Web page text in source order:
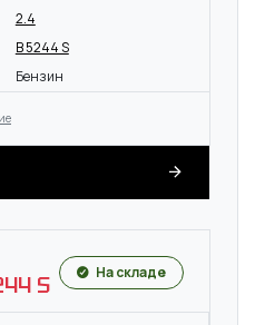
2.4
B 5244 S
Бензин
S На складе